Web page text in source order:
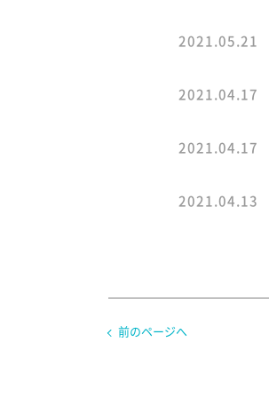
2021.05.21
2021.04.17
2021.04.17
2021.04.13
前のページへ